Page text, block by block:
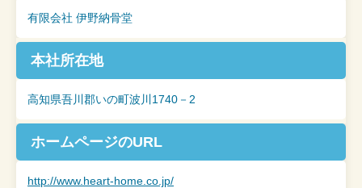
有限会社 伊野納骨堂
本社所在地
高知県吾川郡いの町波川1740－2
ホームページのURL
http://www.heart-home.co.jp/